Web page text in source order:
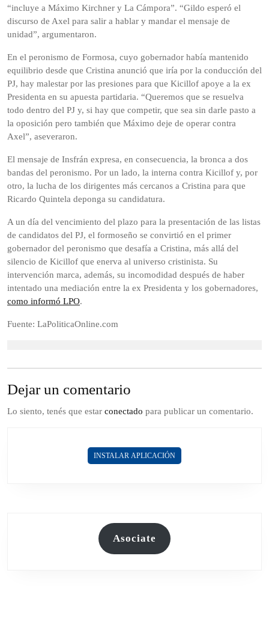
“incluye a Máximo Kirchner y La Cámpora”. “Gildo esperó el
discurso de Axel para salir a hablar y mandar el mensaje de
unidad”, argumentaron.
En el peronismo de Formosa, cuyo gobernador había mantenido
equilibrio desde que Cristina anunció que iría por la conducción del
PJ, hay malestar por las presiones para que Kicillof apoye a la ex
Presidenta en su apuesta partidaria. “Queremos que se resuelva
todo dentro del PJ y, si hay que competir, que sea sin darle pasto a
la oposición pero también que Máximo deje de operar contra
Axel”, aseveraron.
El mensaje de Insfrán expresa, en consecuencia, la bronca a dos
bandas del peronismo. Por un lado, la interna contra Kicillof y, por
otro, la lucha de los dirigentes más cercanos a Cristina para que
Ricardo Quintela deponga su candidatura.
A un día del vencimiento del plazo para la presentación de las listas
de candidatos del PJ, el formoseño se convirtió en el primer
gobernador del peronismo que desafía a Cristina, más allá del
silencio de Kicillof que enerva al universo cristinista. Su
intervención marca, además, su incomodidad después de haber
intentado una mediación entre la ex Presidenta y los gobernadores,
como informó LPO.
Fuente: LaPoliticaOnline.com
Dejar un comentario
Lo siento, tenés que estar conectado para publicar un comentario.
INSTALAR APLICACIÓN
Asociate